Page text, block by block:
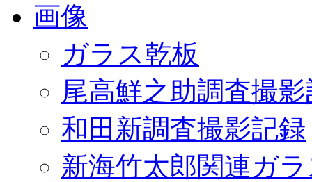
画像
ガラス乾板
尾高鮮之助調査撮
和田新調査撮影記録
新海竹太郎関連ガ